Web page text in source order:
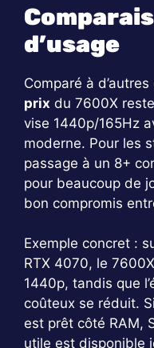
d’usage
Comparé à
prix du 7600X
vise 1440p/165Hz
moderne. Pour les
passage à un 8+
pour beaucoup de
bon compromis
Exemple concret :
RTX 4070, le
1440p, tandis que
coûteux se réduit.
est prêt côté RAM,
utile est disponible